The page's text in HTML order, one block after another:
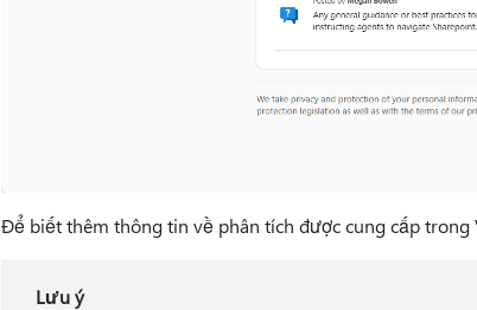
Để biết thêm thông tin về phân tích được cung cấp trong
Lưu ý